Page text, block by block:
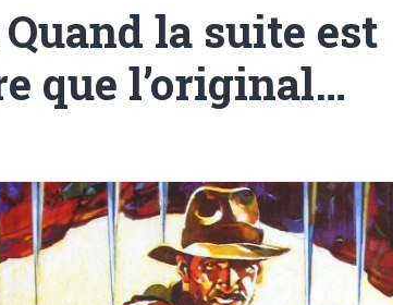
la suite est
que l’original…